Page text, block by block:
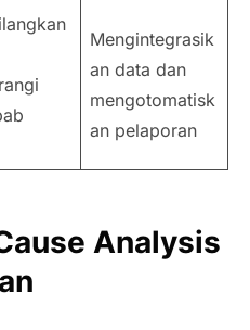
Mengintegrasik
an data dan
mengotomatisk
an pelaporan
Analysis